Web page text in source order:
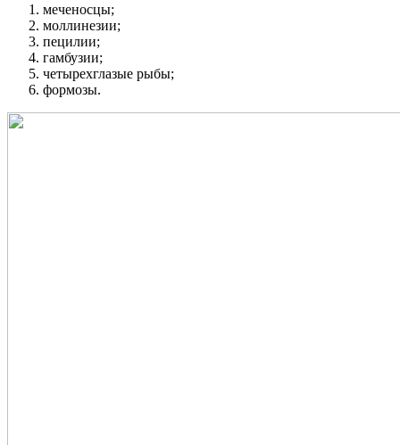
меченосцы;
моллинезии;
пецилии;
гамбузии;
четырехглазые рыбы;
формозы.